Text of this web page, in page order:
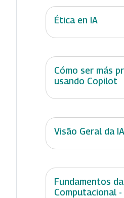
Ética en IA
Cómo ser más
usando Copilot
Visão Geral da
Fundamentos
Computacional -